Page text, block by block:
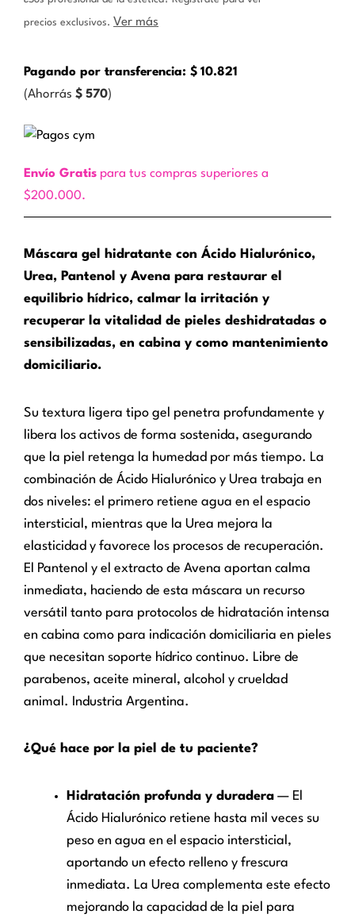
precios exclusivos. Ver más
Pagando por transferencia: $ 10.821
(Ahorrás $ 570)
Envío Gratis para tus compras superiores a
$200.000.
Máscara gel hidratante con Ácido Hialurónico,
Urea, Pantenol y Avena para restaurar el
equilibrio hídrico, calmar la irritación y
recuperar la vitalidad de pieles deshidratadas o
sensibilizadas, en cabina y como mantenimiento
domiciliario.
Su textura ligera tipo gel penetra profundamente y
libera los activos de forma sostenida, asegurando
que la piel retenga la humedad por más tiempo. La
combinación de Ácido Hialurónico y Urea trabaja en
dos niveles: el primero retiene agua en el espacio
intersticial, mientras que la Urea mejora la
elasticidad y favorece los procesos de recuperación.
El Pantenol y el extracto de Avena aportan calma
inmediata, haciendo de esta máscara un recurso
versátil tanto para protocolos de hidratación intensa
en cabina como para indicación domiciliaria en pieles
que necesitan soporte hídrico continuo. Libre de
parabenos, aceite mineral, alcohol y crueldad
animal. Industria Argentina.
¿Qué hace por la piel de tu paciente?
Hidratación profunda y duradera — El
Ácido Hialurónico retiene hasta mil veces su
peso en agua en el espacio intersticial,
aportando un efecto relleno y frescura
inmediata. La Urea complementa este efecto
mejorando la capacidad de la piel para